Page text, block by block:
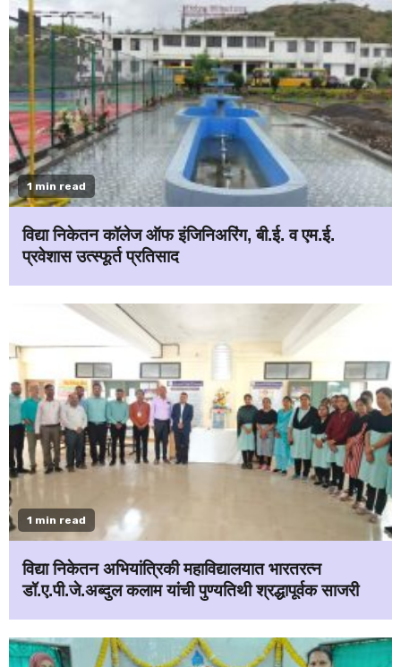
1 min read
विद्या निकेतन कॉलेज ऑफ इंजिनिअरिंग, बी.ई. व एम.ई.
प्रवेशास उत्स्फूर्त प्रतिसाद
1 min read
विद्या निकेतन अभियांत्रिकी महाविद्यालयात भारतरत्न
डॉ.ए.पी.जे.अब्दुल कलाम यांची पुण्यतिथी श्रद्धापूर्वक साजरी